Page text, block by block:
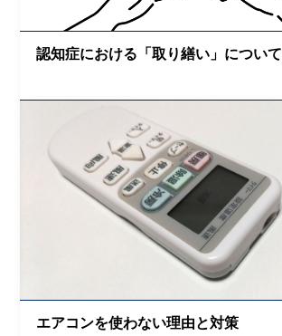
認知症における「取り繕い」について
エアコンを使わない理由と対策